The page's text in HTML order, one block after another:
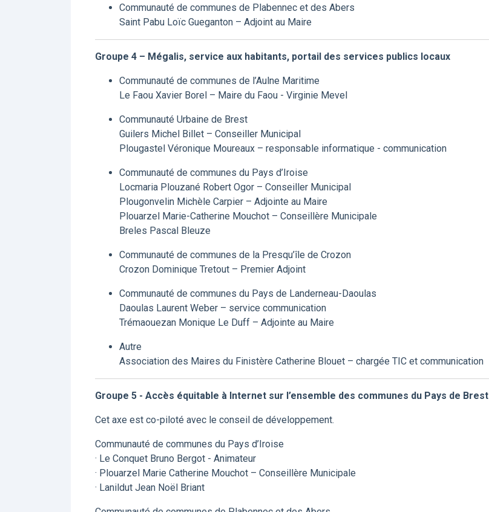
Communauté de communes de Plabennec et des Abers
Saint Pabu Loïc Gueganton – Adjoint au Maire
Groupe 4 – Mégalis, service aux habitants, portail des services publics locaux
Communauté de communes de l’Aulne Maritime
Le Faou Xavier Borel – Maire du Faou - Virginie Mevel
Communauté Urbaine de Brest
Guilers Michel Billet – Conseiller Municipal
Plougastel Véronique Moureaux – responsable informatique - communication
Communauté de communes du Pays d’Iroise
Locmaria Plouzané Robert Ogor – Conseiller Municipal
Plougonvelin Michèle Carpier – Adjointe au Maire
Plouarzel Marie-Catherine Mouchot – Conseillère Municipale
Breles Pascal Bleuze
Communauté de communes de la Presqu’île de Crozon
Crozon Dominique Tretout – Premier Adjoint
Communauté de communes du Pays de Landerneau-Daoulas
Daoulas Laurent Weber – service communication
Trémaouezan Monique Le Duff – Adjointe au Maire
Autre
Association des Maires du Finistère Catherine Blouet – chargée TIC et communication
Groupe 5 - Accès équitable à Internet sur l’ensemble des communes du Pays de Brest
Cet axe est co-piloté avec le conseil de développement.
Communauté de communes du Pays d’Iroise
· Le Conquet Bruno Bergot - Animateur
· Plouarzel Marie Catherine Mouchot – Conseillère Municipale
· Lanildut Jean Noël Briant